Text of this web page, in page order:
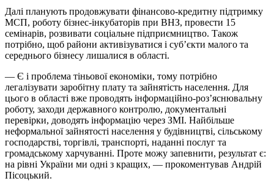
Далі планують продовжувати фінансово-кредитну підтримку
МСП, роботу бізнес-інкубаторів при ВНЗ, провести 15
семінарів, розвивати соціальне підприємництво. Також
потрібно, щоб райони активізуватися і суб’єкти малого та
середнього бізнесу лишалися в області.
— Є і проблема тіньової економіки, тому потрібно
легалізувати заробітну плату та зайнятість населення. Для
цього в області вже проводять інформаційно-роз’яснювальну
роботу, заходи державного контролю, документальні
перевірки, доводять інформацію через ЗМІ. Найбільше
неформальної зайнятості населення у будівництві, сільському
господарстві, торгівлі, транспорті, наданні послуг та
громадському харчуванні. Проте можу запевнити, результат є:
на рівні України ми одні з кращих, — прокоментував Андрій
Пісоцький.